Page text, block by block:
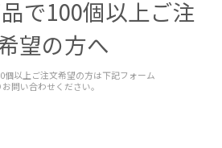
で100個以上ご注
望の方へ
個以上ご注文希望の方は下記フォーム
お問い合わせください。